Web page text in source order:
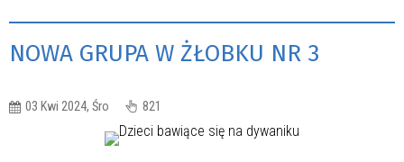
NOWA GRUPA W ŻŁOBKU NR 3
03 Kwi 2024, Śro 821